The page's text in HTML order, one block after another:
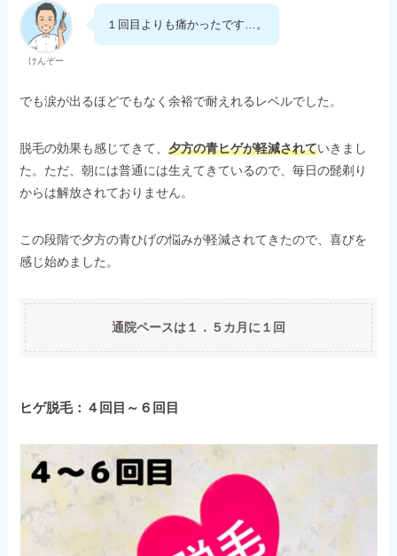
けんぞー
１回目よりも痛かったです…。
でも涙が出るほどでもなく余裕で耐えれるレベルでした。
脱毛の効果も感じてきて、夕方の青ヒゲが軽減されていきまし
た。ただ、朝には普通には生えてきているので、毎日の髭剃り
からは解放されておりません。
この段階で夕方の青ひげの悩みが軽減されてきたので、喜びを
感じ始めました。
通院ペースは１．５カ月に１回
ヒゲ脱毛：４回目～６回目